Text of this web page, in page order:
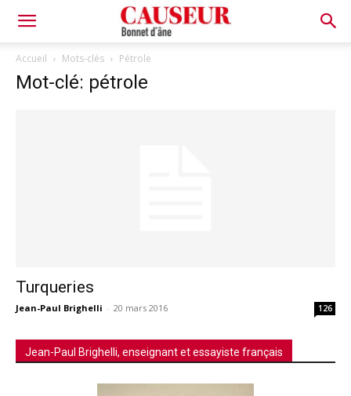
Bonnet
d'âne
Accueil Mots-clés Pétrole
Mot-clé: pétrole
Turqueries
Jean-Paul Brighelli - 20 mars 2016 126
Jean-Paul Brighelli, enseignant et essayiste français